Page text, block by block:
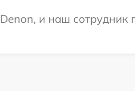
и наш сотрудник